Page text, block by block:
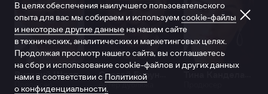
С
юности
выступала
в
молодежном
театре.
А
Виталий Шляппо
Продюсер Актёр дубляжа
В целях обеспечения наилучшего пользовательского
опыта для вас мы собираем и используем cookie-файлы
и некоторые другие данные на нашем сайте
в технических, аналитических и маркетинговых целях.
Продолжая просмотр нашего сайта, вы соглашаетесь
на сбор и использование cookie-файлов и других данных
нами в соответствии с Политикой
о конфиденциальности.